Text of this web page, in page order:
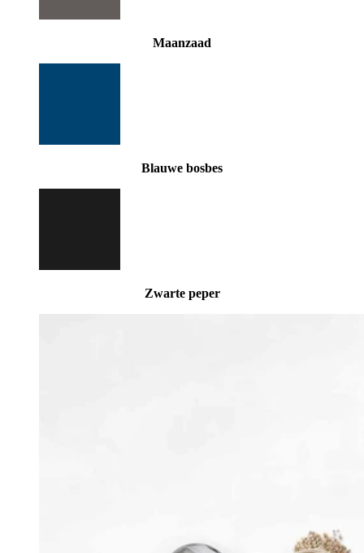
Maanzaad
Blauwe bosbes
Zwarte peper